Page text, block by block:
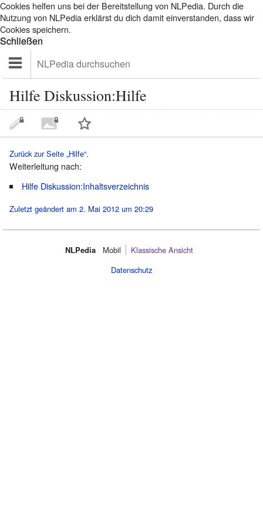
Cookies helfen uns bei der Bereitstellung von NLPedia. Durch die
Nutzung von NLPedia erklärst du dich damit einverstanden, dass wir
Cookies speichern.
Hilfe Diskussion:Hilfe
Zurück zur Seite „Hilfe“.
Weiterleitung nach:
Hilfe Diskussion:Inhaltsverzeichnis
Zuletzt geändert am 2. Mai 2012 um 20:29
NLPedia Mobil‌
Klassische Ansicht
Datenschutz